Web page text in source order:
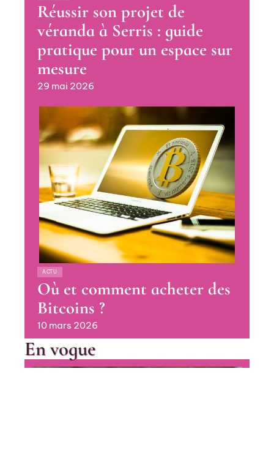
Réussir son projet de
véranda à Serris : guide
pratique pour un espace sur
mesure
29 mai 2026
ACTU
Où et comment acheter des
Bitcoins ?
10 mars 2026
En vogue